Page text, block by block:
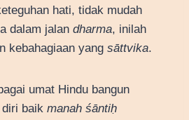
hati, tidak mudah
dalam jalan dharma, inilah
kebahagiaan yang sāttvika.
umat Hindu bangun
diri baik manah śāntiḥ